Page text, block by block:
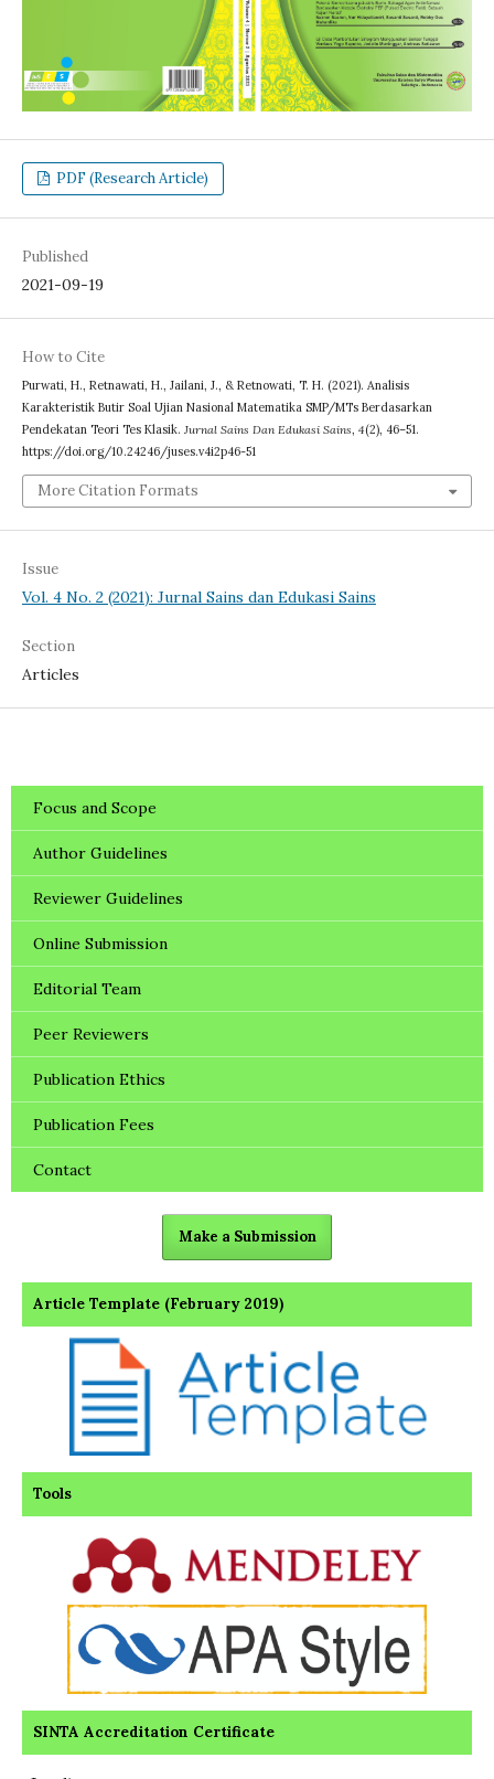
PDF (Research Article)
Published
2021-09-19
How to Cite
Purwati, H., Retnawati, H., Jailani, J., & Retnowati, T. H. (2021). Analisis
Karakteristik Butir Soal Ujian Nasional Matematika SMP/MTs Berdasarkan
Pendekatan Teori Tes Klasik. Jurnal Sains Dan Edukasi Sains, 4(2), 46–51.
https://doi.org/10.24246/juses.v4i2p46-51
More Citation Formats
Issue
Vol. 4 No. 2 (2021): Jurnal Sains dan Edukasi Sains
Section
Articles
Focus and Scope
Author Guidelines
Reviewer Guidelines
Online Submission
Editorial Team
Peer Reviewers
Publication Ethics
Publication Fees
Contact
Make a Submission
Article Template (February 2019)
Tools
SINTA Accreditation Certificate